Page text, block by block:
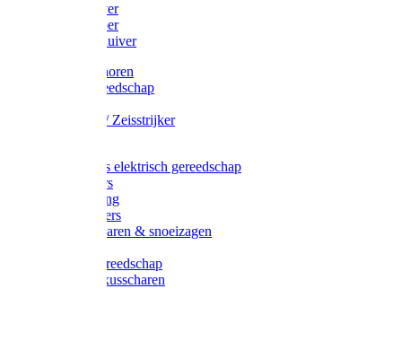
Mestschuiver
Mestschraper
Sneeuwschuiver
Zeis toebehoren
Baggergereedschap
Wetstenen / Zeisstrijker
Accessoires elektrisch gereedschap
Grasmaaiers
Tuinreiniging
Robotmaaiers
Heggenscharen & snoeizagen
Klussen gereedschap
Gras & buxusscharen